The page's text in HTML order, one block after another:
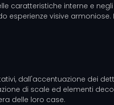
caratteristiche interne e
esperienze visive
dall'accentuazione dei
di scale ed elementi
delle loro case.